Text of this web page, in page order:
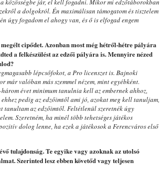
közösségbe jár, el kell fogadni. Mikor mi edzőtáborokban
a dolgokról. Én maximálisan támogatom és tisztelem
úgy fogadom el ahogy van, és ő is elfogad engem
cipődet. Azonban most még hétről-hétre pályára
a felkészülést az edzői pályára is. Mennyire nézed
lépcsőfokot, a Pro licenszet is. Bajnoki
valóban más szemmel nézem, mint egyébként.
évet minimum tanulnia kell az embernek ahhoz,
pedig az edzőimtől ami jó, azokat meg kell tanuljam,
tanultam az edzőimtől. Feltétlenül szeretnék úgy
Szeretném, ha minél több tehetséges játékos
dolog lenne, ha ezek a játékosok a Ferencváros első
tulajdonság. Te egyike vagy azoknak az utolsó
Szerinted lesz ebben követőd vagy teljesen